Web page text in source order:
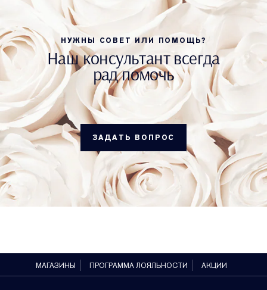
НУЖНЫ СОВЕТ ИЛИ ПОМОЩЬ?
Наш консультант всегда
рад помочь
ЗАДАТЬ ВОПРОС
МАГАЗИНЫ ПРОГРАММА ЛОЯЛЬНОСТИ АКЦИИ